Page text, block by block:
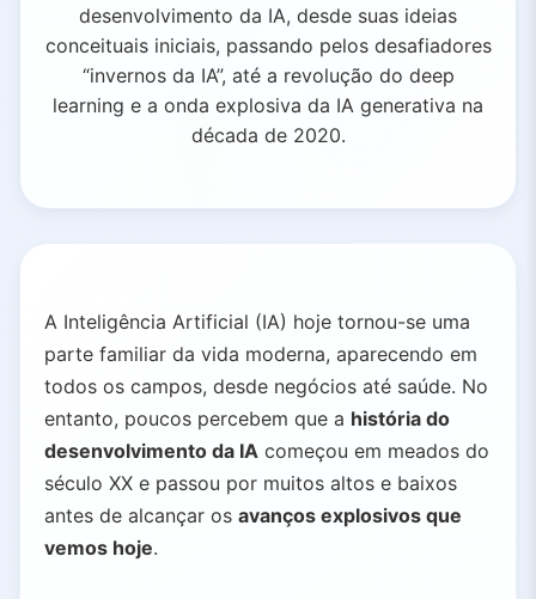
desenvolvimento da IA, desde suas ideias
conceituais iniciais, passando pelos desafiadores
“invernos da IA”, até a revolução do deep
learning e a onda explosiva da IA generativa na
década de 2020.
A Inteligência Artificial (IA) hoje tornou-se uma
parte familiar da vida moderna, aparecendo em
todos os campos, desde negócios até saúde. No
entanto, poucos percebem que a história do
desenvolvimento da IA começou em meados do
século XX e passou por muitos altos e baixos
antes de alcançar os avanços explosivos que
vemos hoje.